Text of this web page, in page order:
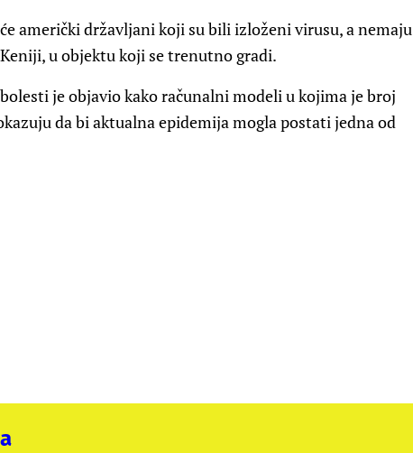
američki državljani koji su bili izloženi virusu, a nemaju
u objektu koji se trenutno gradi.
je objavio kako računalni modeli u kojima je broj
da bi aktualna epidemija mogla postati jedna od